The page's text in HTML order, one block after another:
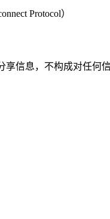
Protocol）
信息，不构成对任何